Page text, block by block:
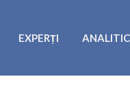
EXPERȚI